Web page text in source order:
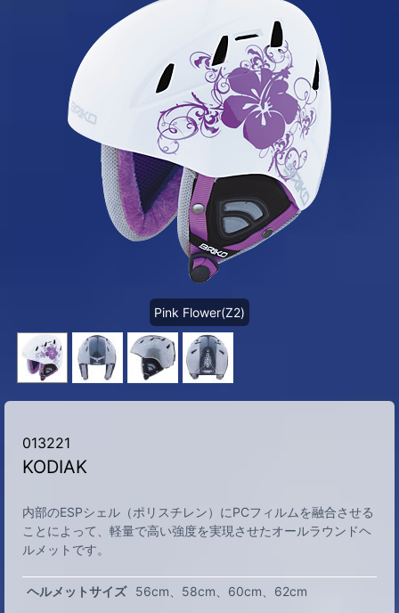
Pink Flower(Z2)
013221
KODIAK
内部のESPシェル（ポリスチレン）にPCフィルムを融合させる
ことによって、軽量で高い強度を実現させたオールラウンドヘ
ルメットです。
ヘルメットサイズ 56cm 58cm 60cm 62cm